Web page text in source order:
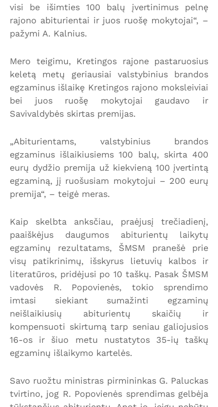
visi be išimties 100 balų įvertinimus pelnę
rajono abiturientai ir juos ruošę mokytojai“, –
pažymi A. Kalnius.
Mero teigimu, Kretingos rajone pastaruosius
keletą metų geriausiai valstybinius brandos
egzaminus išlaikę Kretingos rajono moksleiviai
bei juos ruošę mokytojai gaudavo ir
Savivaldybės skirtas premijas.
„Abiturientams, valstybinius brandos
egzaminus išlaikiusiems 100 balų, skirta 400
eurų dydžio premija už kiekvieną 100 įvertintą
egzaminą, jį ruošusiam mokytojui – 200 eurų
premija“, – teigė meras.
Kaip skelbta anksčiau, praėjusį trečiadienį,
paaiškėjus daugumos abiturientų laikytų
egzaminų rezultatams, ŠMSM pranešė prie
visų patikrinimų, išskyrus lietuvių kalbos ir
literatūros, pridėjusi po 10 taškų. Pasak ŠMSM
vadovės R. Popovienės, tokio sprendimo
imtasi siekiant sumažinti egzaminų
neišlaikiusių abiturientų skaičių ir
kompensuoti skirtumą tarp seniau galiojusios
16-os ir šiuo metu nustatytos 35-ių taškų
egzaminų išlaikymo kartelės.
Savo ruožtu ministras pirmininkas G. Paluckas
tvirtino, jog R. Popovienės sprendimas gelbėja